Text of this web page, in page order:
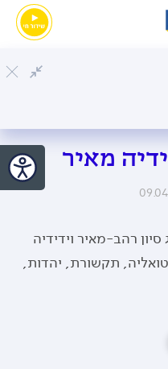
מאיר
רהב-מאיר וידידיה
תקשורת, יהדות,